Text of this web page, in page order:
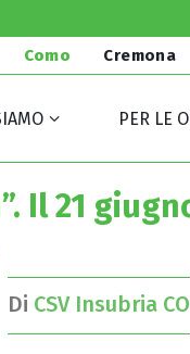
Como Cremona
PER LE
Il 21
Di CSV Insubria CO